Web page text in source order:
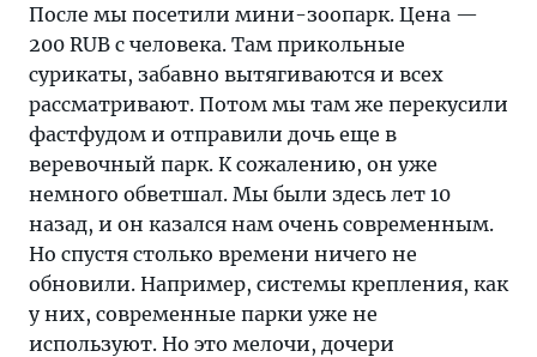
После мы посетили мини-зоопарк. Цена —
200 RUB с человека. Там прикольные
сурикаты, забавно вытягиваются и всех
рассматривают. Потом мы там же перекусили
фастфудом и отправили дочь еще в
веревочный парк. К сожалению, он уже
немного обветшал. Мы были здесь лет 10
назад, и он казался нам очень современным.
Но спустя столько времени ничего не
обновили. Например, системы крепления, как
у них, современные парки уже не
используют. Но это мелочи, дочери